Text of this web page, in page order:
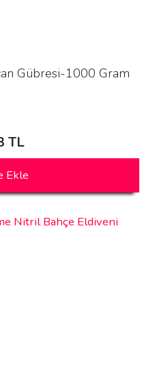
Gübresi-1000 Gram
TL
Ekle